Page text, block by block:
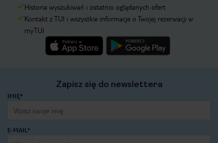
Historia wyszukiwań i ostatnio oglądanych ofert
Kontakt z TUI i wszystkie informacje o Twojej rezerwacji w
myTUI
Zapisz się do newslettera
IMIĘ*
E-MAIL*